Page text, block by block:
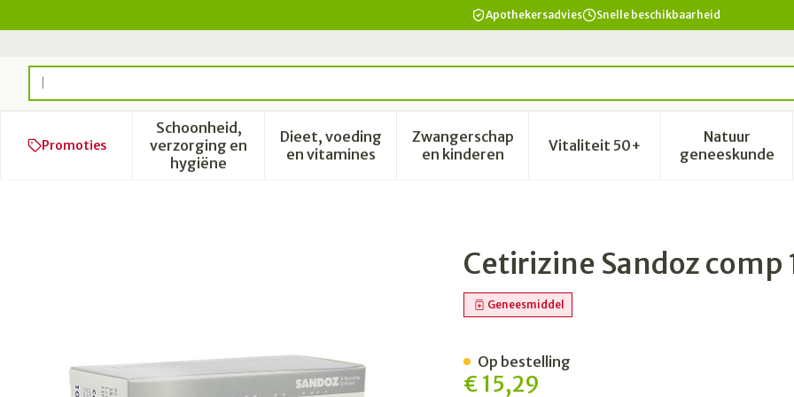
Apothekersadvies Snelle beschikbaarheid
Product, merk, categorie...
Promoties
Schoonheid,
verzorging en
hygiëne
Toon submenu voor Schoonheid, verzorging en hygiëne categorie
Dieet, voeding
en vitaminesToon submenu voor Dieet, voeding en vitamines categorie
Zwangerschap
en kinderenToon submenu voor Zwangerschap en
Vitaliteit 50+Toon submenu voor Vitaliteit
Natuur
geneeskunde
Toon
Cetirizine Sandoz comp 100 X 10mgCetirizine Sandoz comp
Geneesmiddel
€ 15,29
Op bestelling